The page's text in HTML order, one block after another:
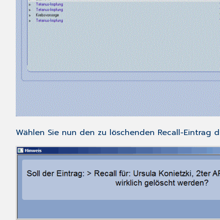
Wählen Sie nun den zu löschenden Recall-